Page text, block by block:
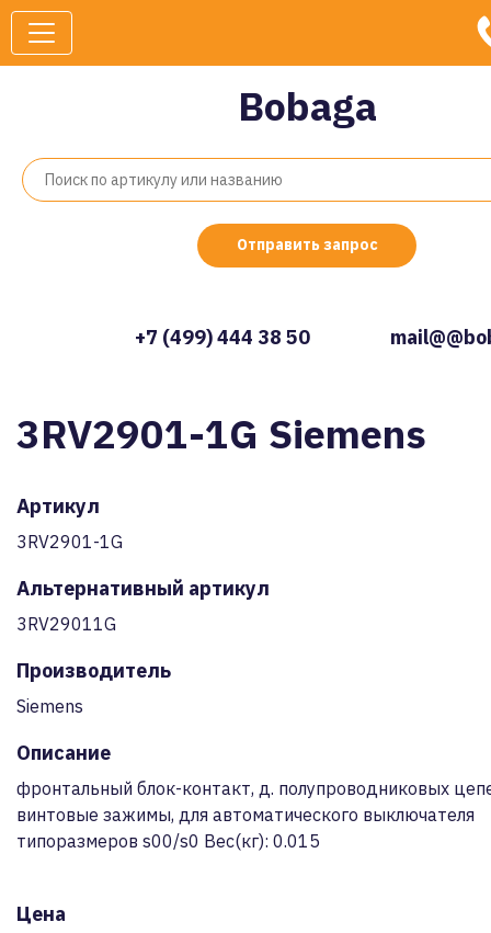
Bobaga
Отправить запрос
+7 (499) 444 38 50
3RV2901-1G Siemens
Артикул
3RV2901-1G
Альтернативный артикул
3RV29011G
Производитель
Siemens
Описание
фронтальный блок-контакт, д. полупроводниковых
винтовые зажимы, для автоматического выключателя
типоразмеров s00/s0 Вес(кг): 0.015
Цена